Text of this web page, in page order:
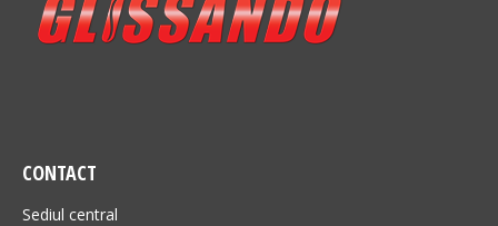
CONTACT
Sediul central